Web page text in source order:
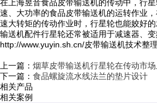
在上海昱音食品皮带输送机的传动中，行
速、大功率的食品皮带输送机的运转作业
速大转矩的传动作业时，行星轮也能姣好
输送机配件行星轮还常被适用于减速器、变
http://www.yuyin.sh.cn/皮带输送机技术整理
上一篇： 烟草皮带输送机行星轮在传动市
下一篇： 食品螺旋流水线法兰的垫片设计
相关产品
相关案例